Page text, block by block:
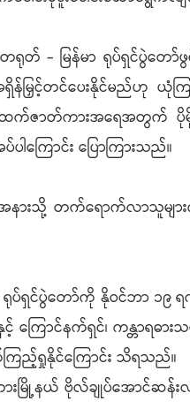
- မြန်မာ ရုပ်ရှင်ပွဲတော်
အရှိန်မြှင့်တင်ပေးနိုင်မည်
က်ဇာတ်ကားအရေအတွက် ပိုမို
ါကြောင်း ပြောကြားသည်။
နားသို့ တက်ရောက်လာသူမျ
ပွဲတော်ကို နိုဝင်ဘာ ၁၉ ရက်
င့် ကြောင်နက်ရှင်၊ ကန္တာ
ြည့်ရှုနိုင်ကြောင်း သိရသည်။
ြို့နယ် ဗိုလ်ချုပ်အောင်ဆန်း